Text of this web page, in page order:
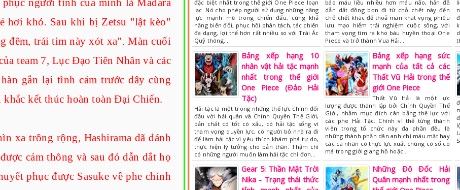
người tình của mình là Madara
hơi khó. Sau khi bị Zetsu "lật kèo"
đêm, trái tim này xót xa". Màn cuối
team 7, Lục Đạo Tiên Nhân và các
gắn lại tình cảm trước đây cùng
kết thúc hoàn toàn Đại Chiến.
xa trông rộng, Hashirama đã đánh
cảm thông và sau đó dẫn dắt họ
phục được Sasuke về phe chính
đặc biệt nhất trong thế giới One Piece loạn
lạc. Nó cho phép người sử dụng những năng
lực mạnh mẽ trong chiến đấu, cùng khả
năng biến đổi, phục hồi phân tách, tác chiến
đa dạng, lợi thế hơn rất nhiều so với Trái Ác
Quỷ thông…
báo máu liều nhiều hơn máu não, hắn đã
dẫn dắt đồng bọn đi từ chỗ chết này đến
chỗ chết khác để thoả mãn khát vọng phiêu
lưu mạo hiểm trải nghiệm cuộc sống, với
tham vọng tìm ra kho báu huyền thoại One
Piece và trở thành Vua Hải…
Bảng xếp hạng 10
nhân vật hải tặc mạnh
nhất trong thế giới
One Piece (Đảo Hải
Tặc)
Hải tặc là một trong những thế lực chính đối
đầu với hải quân và Chính Quyền Thế Giới,
bản chất có tốt có xấu, có hải tặc sống vì
tham vọng quyền lực, có người bỏ nhà ra đi
để làm hải tặc vì yêu thích khám phá tự do,
thực hiện lý tưởng cho bản thân. Thậm chí
có những người muốn làm hải tặc chỉ đơn…
Bảng xếp hạng sức
mạnh của tất cả các
Thất Vũ Hải trong thế
giới One Piece
Thất Vũ Hải là một lực
lượng được thành lập bởi Chính Quyền Thế
Giới, nhằm mục đích cân bằng thế lực với
các phe Hải Tặc. Chính vì thế từng thành
viên trong tổ chức này đa phần đều là
những thành phần dân anh chị máu mặt hay
các cá nhân có thực lực xuất chúng có số có
má trong giới giang hồ hoặc…
Gear 5: Thần Mặt Trời
Nika - Trạng thái thức
Những Đô Đốc Hải
Quân mạnh nhất trong